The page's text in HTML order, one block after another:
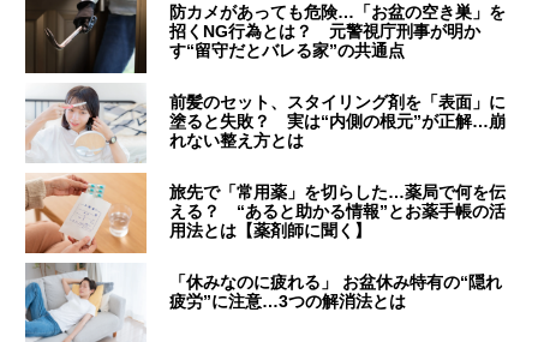
防カメがあっても危険…「お盆の空き巣」を
招くNG行為とは？ 元警視庁刑事が明か
す“留守だとバレる家”の共通点
前髪のセット、スタイリング剤を「表面」に
塗ると失敗？ 実は“内側の根元”が正解…崩
れない整え方とは
旅先で「常用薬」を切らした…薬局で何を伝
える？ “あると助かる情報”とお薬手帳の活
用法とは【薬剤師に聞く】
「休みなのに疲れる」 お盆休み特有の“隠れ
疲労”に注意…3つの解消法とは